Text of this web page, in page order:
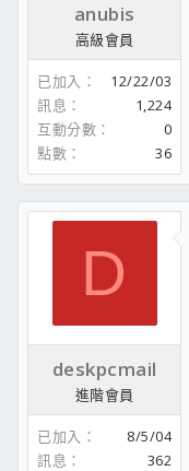
anubis
高級會員
已加入
12/22/03
訊息
1,224
互動分數
0
點數
36
D
deskpcmail
進階會員
已加入
8/5/04
訊息
362